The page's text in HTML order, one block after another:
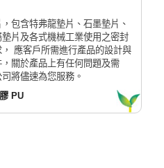
包含特弗龍墊片、石墨墊片、
片及各式機械工業使用之密封
應客戶所需進行產品的設計與
關於產品上有任何問題及需
將儘速為您服務。
PU